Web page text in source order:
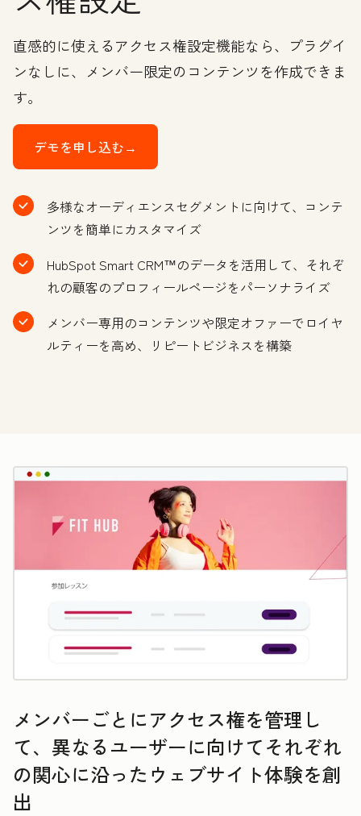
直感的に使えるアクセス権設定機能なら、プラグイ
ンなしに、メンバー限定のコンテンツを作成できま
す。
デモを申し込む→
多様なオーディエンスセグメントに向けて、コンテ
ンツを簡単にカスタマイズ
HubSpot Smart CRM™のデータを活用して、それぞ
れの顧客のプロフィールページをパーソナライズ
メンバー専用のコンテンツや限定オファーでロイヤ
ルティーを高め、リピートビジネスを構築
メンバーごとにアクセス権を管理し
て、異なるユーザーに向けてそれぞれ
の関心に沿ったウェブサイト体験を創
出